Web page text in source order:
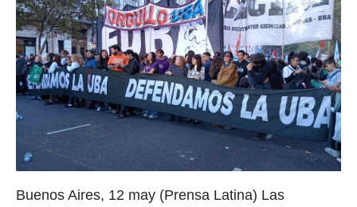
Buenos Aires, 12 may (Prensa Latina) Las